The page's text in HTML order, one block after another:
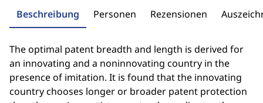
Beschreibung Personen Rezensionen
The optimal patent breadth and length is derived for
an innovating and a noninnovating country in the
presence of imitation. It is found that the innovating
country chooses longer or broader patent protection